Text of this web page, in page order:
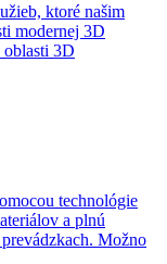
ktoré našim
modernej 3D
oblasti 3D
technológie
a plnú
Možno